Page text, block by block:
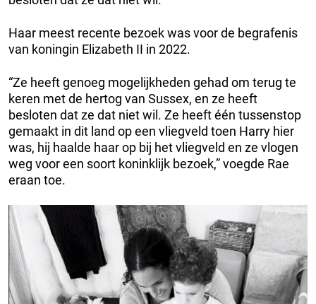
Haar meest recente bezoek was voor de begrafenis
van koningin Elizabeth II in 2022.
“Ze heeft genoeg mogelijkheden gehad om terug te
keren met de hertog van Sussex, en ze heeft
besloten dat ze dat niet wil. Ze heeft één tussenstop
gemaakt in dit land op een vliegveld toen Harry hier
was, hij haalde haar op bij het vliegveld en ze vlogen
weg voor een soort koninklijk bezoek,” voegde Rae
eraan toe.